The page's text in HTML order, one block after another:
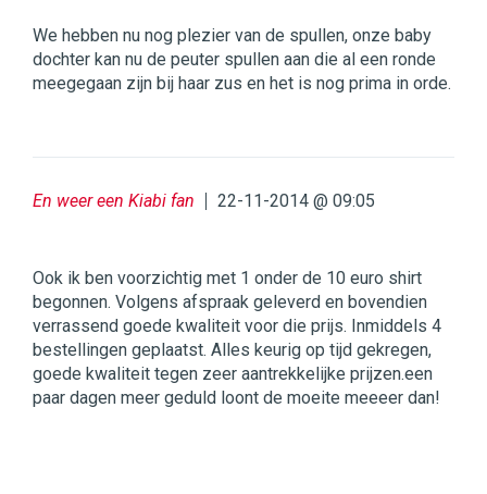
We hebben nu nog plezier van de spullen, onze baby
dochter kan nu de peuter spullen aan die al een ronde
meegegaan zijn bij haar zus en het is nog prima in orde.
En weer een Kiabi fan 22-11-2014 @ 09:05
Ook ik ben voorzichtig met 1 onder de 10 euro shirt
begonnen. Volgens afspraak geleverd en bovendien
verrassend goede kwaliteit voor die prijs. Inmiddels 4
bestellingen geplaatst. Alles keurig op tijd gekregen,
goede kwaliteit tegen zeer aantrekkelijke prijzen.een
paar dagen meer geduld loont de moeite meeeer dan!